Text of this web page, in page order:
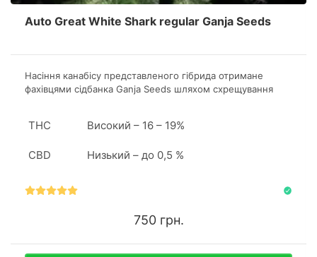
Auto Great White Shark regular Ganja Seeds
Насіння канабісу представленого гібрида отримане
фахівцями сідбанка Ganja Seeds шляхом схрещування
THC Високий – 16 – 19%
CBD Низький – до 0,5 %
750 грн.